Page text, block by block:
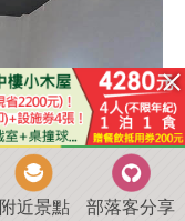
附近景點 部落客分享